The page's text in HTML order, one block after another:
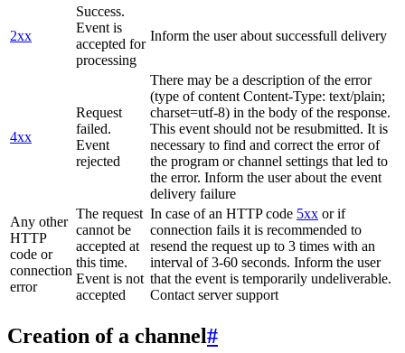
2xx
Success.
Event is
accepted for
processing
Inform the user about successfull delivery
4xx
Request
failed.
Event
rejected
There may be a description of the error
(type of content Content-Type: text/plain;
charset=utf-8) in the body of the response.
This event should not be resubmitted. It is
necessary to find and correct the error of
the program or channel settings that led to
the error. Inform the user about the event
delivery failure
Any other
HTTP
code or
connection
error
The request
cannot be
accepted at
this time.
Event is not
accepted
In case of an HTTP code 5xx or if
connection fails it is recommended to
resend the request up to 3 times with an
interval of 3-60 seconds. Inform the user
that the event is temporarily undeliverable.
Contact server support
Creation of a channel#